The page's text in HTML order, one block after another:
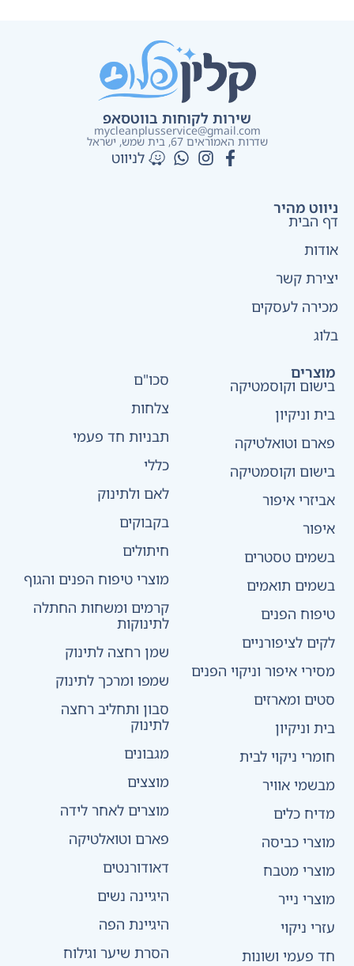
שירות לקוחות בווטסאפ
mycleanplusservice@gmail.com
שדרות האמוראים 67, בית שמש​, ישראל
לניווט
ניווט מהיר
דף הבית
אודות
יצירת קשר
מכירה לעסקים
בלוג
מוצרים
בישום וקוסמטיקה
בית וניקיון
פארם וטואלטיקה
בישום וקוסמטיקה
אביזרי איפור
איפור
בשמים טסטרים
בשמים תואמים
טיפוח הפנים
לקים לציפורניים
מסירי איפור וניקוי הפנים
סטים ומארזים
בית וניקיון
חומרי ניקוי לבית
מבשמי אוויר
מדיח כלים
מוצרי כביסה
מוצרי מטבח
מוצרי נייר
עזרי ניקוי
חד פעמי ושונות
סכו"ם
צלחות
תבניות חד פעמי
כללי
לאם ולתינוק
בקבוקים
חיתולים
מוצרי טיפוח הפנים והגוף
קרמים ומשחות החתלה
לתינוקות
שמן רחצה לתינוק
שמפו ומרכך לתינוק
סבון ותחליב רחצה
לתינוק
מגבונים
מוצצים
מוצרים לאחר לידה
פארם וטואלטיקה
דאודורנטים
היגיינה נשים
היגיינת הפה
הסרת שיער וגילוח